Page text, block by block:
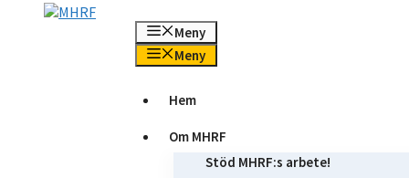
Meny
Meny
Hem
Om MHRF
Stöd MHRF:s arbete!